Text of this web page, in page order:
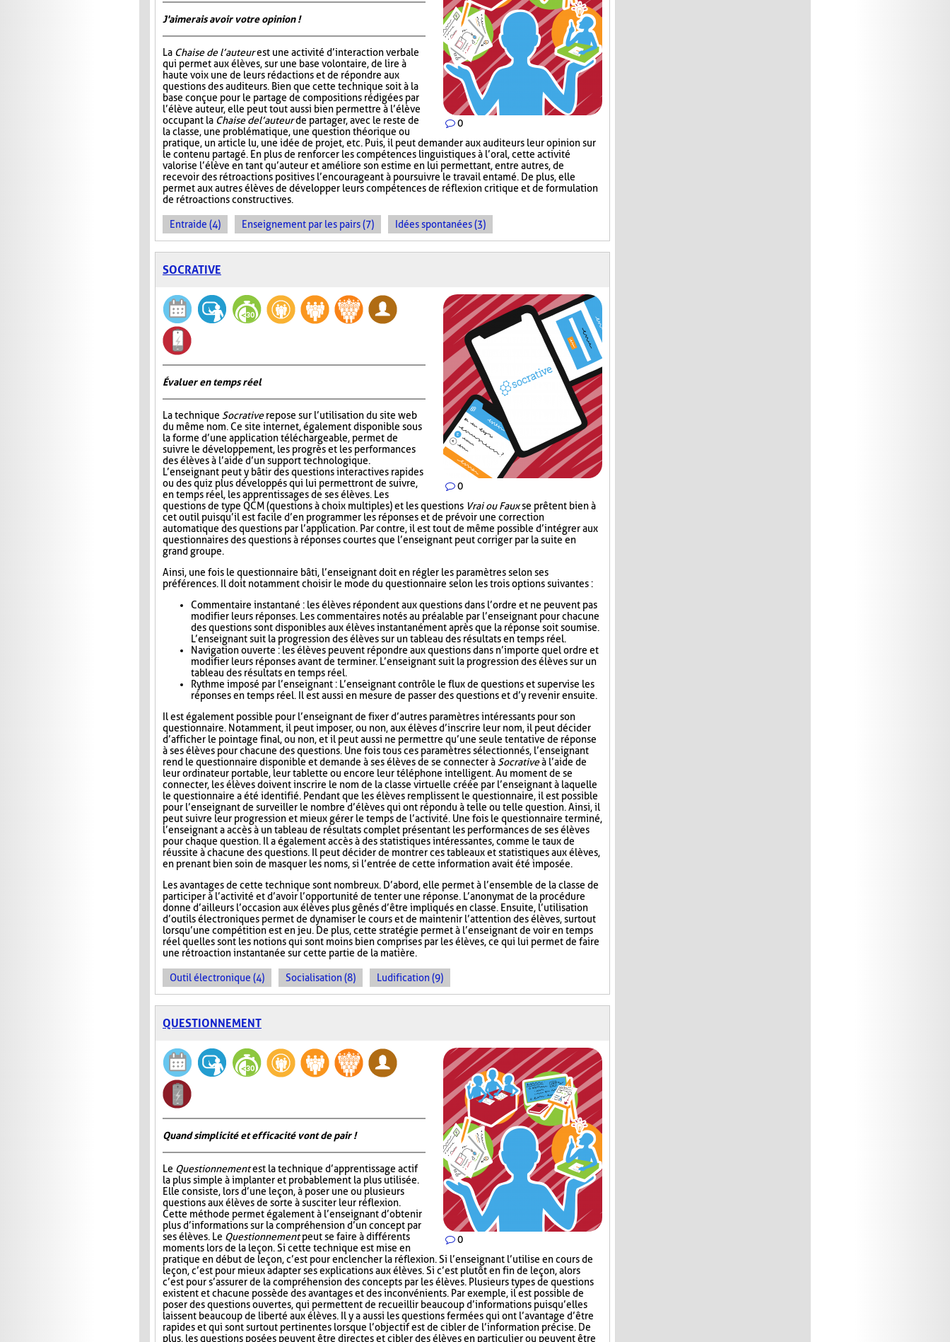
0
J'aimerais avoir votre opinion !
La Chaise de l’auteurest une activité d’interaction verbale
qui permet aux élèves, sur une base volontaire, de lire à
haute voix une de leurs rédactions et de répondre aux
questions des auditeurs. Bien que cette technique soit à la
base conçue pour le partage de compositions rédigées par
l’élève auteur, elle peut tout aussi bien permettre à l’élève
occupant la Chaise de l’auteurde partager, avec le reste de
la classe, une problématique, une question théorique ou
pratique, un article lu, une idée de projet, etc. Puis, il peut demander aux auditeurs leur opinion sur
le contenu partagé. En plus de renforcer les compétences linguistiques à l’oral, cette activité
valorise l’élève en tant qu’auteur et améliore son estime en lui permettant, entre autres, de
recevoir des rétroactions positives l’encourageant à poursuivre le travail entamé. De plus, elle
permet aux autres élèves de développer leurs compétences de réflexion critique et de formulation
de rétroactions constructives.
Entraide (4) Enseignement par les pairs (7) Idées spontanées (3)
SOCRATIVE
0
Évaluer en temps réel
La technique Socrativerepose sur l’utilisation du site web
du même nom. Ce site internet, également disponible sous
la forme d’une application téléchargeable, permet de
suivre le développement, les progrès et les performances
des élèves à l’aide d’un support technologique.
L’enseignant peut y bâtir des questions interactives rapides
ou des quiz plus développés qui lui permettront de suivre,
en temps réel, les apprentissages de ses élèves. Les
questions de type QCM (questions à choix multiples) et les questions Vrai ou Fauxse prêtent bien à
cet outil puisqu’il est facile d’en programmer les réponses et de prévoir une correction
automatique des questions par l’application. Par contre, il est tout de même possible d’intégrer aux
questionnaires des questions à réponses courtes que l’enseignant peut corriger par la suite en
grand groupe.
Ainsi, une fois le questionnaire bâti, l’enseignant doit en régler les paramètres selon ses
préférences. Il doit notamment choisir le mode du questionnaire selon les trois options suivantes :
Commentaire instantané : les élèves répondent aux questions dans l’ordre et ne peuvent pas
modifier leurs réponses. Les commentaires notés au préalable par l’enseignant pour chacune
des questions sont disponibles aux élèves instantanément après que la réponse soit soumise.
L’enseignant suit la progression des élèves sur un tableau des résultats en temps réel.
Navigation ouverte : les élèves peuvent répondre aux questions dans n’importe quel ordre et
modifier leurs réponses avant de terminer. L’enseignant suit la progression des élèves sur un
tableau des résultats en temps réel.
Rythme imposé par l’enseignant : L’enseignant contrôle le flux de questions et supervise les
réponses en temps réel. Il est aussi en mesure de passer des questions et d’y revenir ensuite.
Il est également possible pour l’enseignant de fixer d’autres paramètres intéressants pour son
questionnaire. Notamment, il peut imposer, ou non, aux élèves d’inscrire leur nom, il peut décider
d’afficher le pointage final, ou non, et il peut aussi ne permettre qu’une seule tentative de réponse
à ses élèves pour chacune des questions. Une fois tous ces paramètres sélectionnés, l’enseignant
rend le questionnaire disponible et demande à ses élèves de se connecter àSocrativeà l’aide de
leur ordinateur portable, leur tablette ou encore leur téléphone intelligent. Au moment de se
connecter, les élèves doivent inscrire le nom de la classe virtuelle créée par l’enseignant à laquelle
le questionnaire a été identifié. Pendant que les élèves remplissent le questionnaire, il est possible
pour l’enseignant de surveiller le nombre d’élèves qui ont répondu à telle ou telle question. Ainsi, il
peut suivre leur progression et mieux gérer le temps de l’activité. Une fois le questionnaire terminé,
l’enseignant a accès à un tableau de résultats complet présentant les performances de ses élèves
pour chaque question. Il a également accès à des statistiques intéressantes, comme le taux de
réussite à chacune des questions. Il peut décider de montrer ces tableaux et statistiques aux élèves,
en prenant bien soin de masquer les noms, si l’entrée de cette information avait été imposée.
Les avantages de cette technique sont nombreux. D’abord, elle permet à l’ensemble de la classe de
participer à l’activité et d’avoir l’opportunité de tenter une réponse. L’anonymat de la procédure
donne d’ailleurs l’occasion aux élèves plus gênés d’être impliqués en classe. Ensuite, l’utilisation
d’outils électroniques permet de dynamiser le cours et de maintenir l’attention des élèves, surtout
lorsqu’une compétition est en jeu. De plus, cette stratégie permet à l’enseignant de voir en temps
réel quelles sont les notions qui sont moins bien comprises par les élèves, ce qui lui permet de faire
une rétroaction instantanée sur cette partie de la matière.
Outil électronique (4) Socialisation (8) Ludification (9)
QUESTIONNEMENT
0
Quand simplicité et efficacité vont de pair !
Le Questionnementest la technique d’apprentissage actif
la plus simple à implanter et probablement la plus utilisée.
Elle consiste, lors d’une leçon, à poser une ou plusieurs
questions aux élèves de sorte à susciter leur réflexion.
Cette méthode permet également à l’enseignant d’obtenir
plus d’informations sur la compréhension d’un concept par
ses élèves. Le Questionnementpeut se faire à différents
moments lors de la leçon. Si cette technique est mise en
pratique en début de leçon, c’est pour enclencher la réflexion. Si l’enseignant l’utilise en cours de
leçon, c’est pour mieux adapter ses explications aux élèves. Si c’est plutôt en fin de leçon, alors
c’est pour s’assurer de la compréhension des concepts par les élèves. Plusieurs types de questions
existent et chacune possède des avantages et des inconvénients. Par exemple, il est possible de
poser des questions ouvertes, qui permettent de recueillir beaucoup d’informations puisqu’elles
laissent beaucoup de liberté aux élèves. Il y a aussi les questions fermées qui ont l’avantage d’être
rapides et qui sont surtout pertinentes lorsque l’objectif est de cibler de l’information précise. De
plus, les questions posées peuvent être directes et cibler des élèves en particulier ou peuvent être